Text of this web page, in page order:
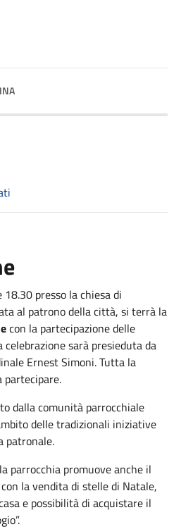
presso la chiesa di
al patrono della città, si terrà la
con la partecipazione delle
sarà presieduta da
Ernest Simoni. Tutta la
dalla comunità parrocchiale
delle tradizionali iniziative
patronale.
parrocchia promuove anche il
con la vendita di stelle di Natale,
e possibilità di acquistare il